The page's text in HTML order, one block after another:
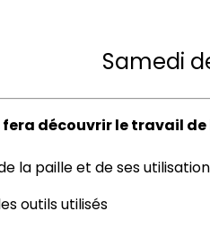
Samedi
découvrir le travail
la paille et de ses
outils utilisés